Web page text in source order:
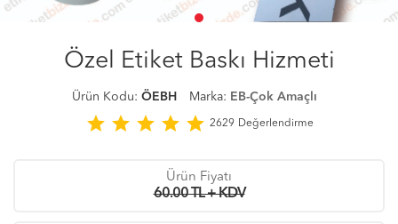
Özel Etiket Baskı Hizmeti
Ürün Kodu: ÖEBH Marka: EB-Çok Amaçlı
star star star star star 2629 Değerlendirme
Ürün Fiyatı
60.00 TL + KDV